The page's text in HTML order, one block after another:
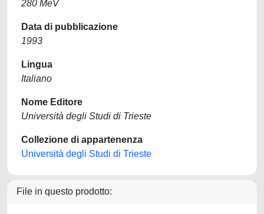
280 MeV
Data di pubblicazione
1993
Lingua
Italiano
Nome Editore
Università degli Studi di Trieste
Collezione di appartenenza
Università degli Studi di Trieste
File in questo prodotto: